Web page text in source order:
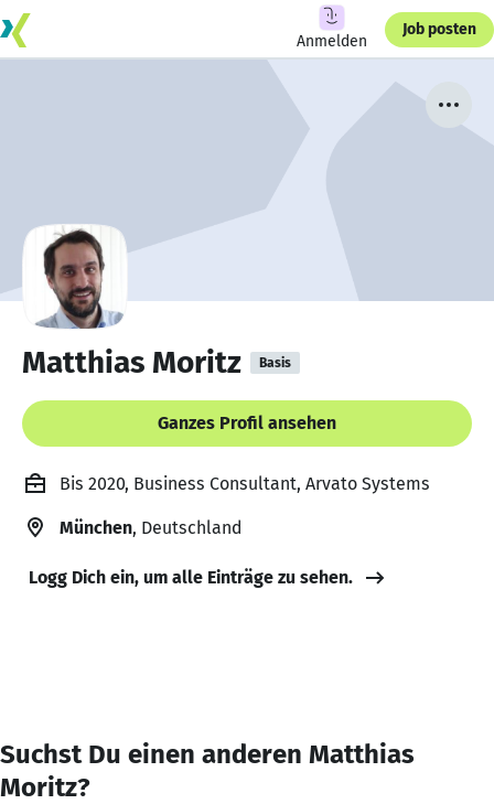
Anmelden
Job posten
Matthias Moritz Basis
Ganzes Profil ansehen
Bis 2020, Business Consultant, Arvato Systems
München, Deutschland
Logg Dich ein, um alle Einträge zu sehen.
Suchst Du einen anderen Matthias
Moritz?